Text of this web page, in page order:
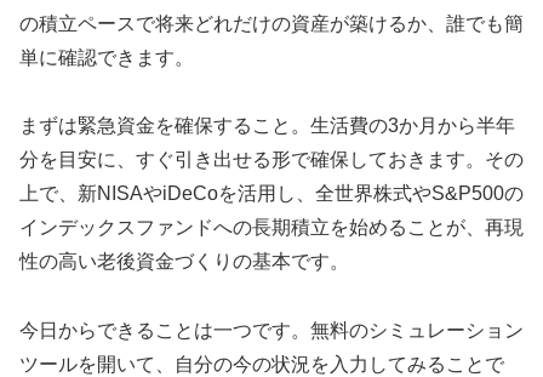
の積立ペースで将来どれだけの資産が築けるか、誰でも簡
単に確認できます。
まずは緊急資金を確保すること。生活費の3か月から半年
分を目安に、すぐ引き出せる形で確保しておきます。その
上で、新NISAやiDeCoを活用し、全世界株式やS&P500の
インデックスファンドへの長期積立を始めることが、再現
性の高い老後資金づくりの基本です。
今日からできることは一つです。無料のシミュレーション
ツールを開いて、自分の今の状況を入力してみることで